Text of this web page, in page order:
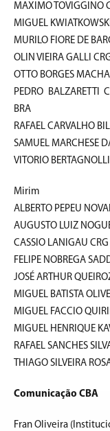
MAXIMO TOVIGGINO
MIGUEL
MURILO FIORE DE
OLIN VIEIRA GALLI
OTTO BORGES
PEDRO BALZARETTI
BRA
RAFAEL CARVALHO
SAMUEL MARCHESE
VITORIO
Mirim
ALBERTO PEPEU
AUGUSTO LUIZ
CASSIO LANIGAU CRG
FELIPE NOBREGA
JOSÉ ARTHUR
MIGUEL BATISTA
MIGUEL FACCIO
MIGUEL HENRIQUE
RAFAEL SANCHES
THIAGO SILVEIRA
Comunicação CBA
Fran Oliveira